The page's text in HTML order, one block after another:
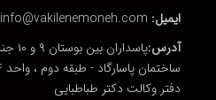
ایمیل:
آدرس:پاسداران بین بوستان ۹ و ۱۰ جنب بانک پاسارگاد
ساختمان پاسارگاد - طبقه دوم ، واحد ۴
دفتر وکالت دکتر طباطبایی